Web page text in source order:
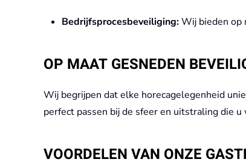
Bedrijfsprocesbeveiliging:Wij bieden op
OP MAAT GESNEDEN
Wij begrijpen dat elke horecagelegenheid
perfect passen bij de sfeer en uitstraling die u
VOORDELEN VAN ONZE